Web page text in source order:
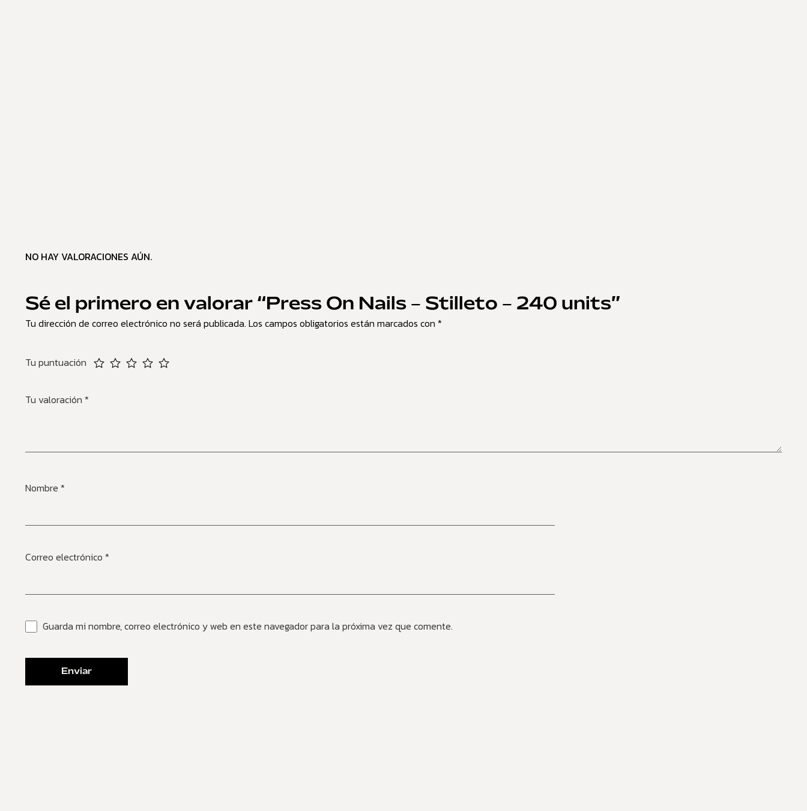
NO HAY VALORACIONES AÚN.
Sé el primero en valorar “Press On Nails – Stilleto – 240 units”
Tu dirección de correo electrónico no será publicada. Los campos obligatorios están marcados con *
Tu puntuación
Tu valoración *
Nombre *
Correo electrónico *
Guarda mi nombre, correo electrónico y web en este navegador para la próxima vez que comente.